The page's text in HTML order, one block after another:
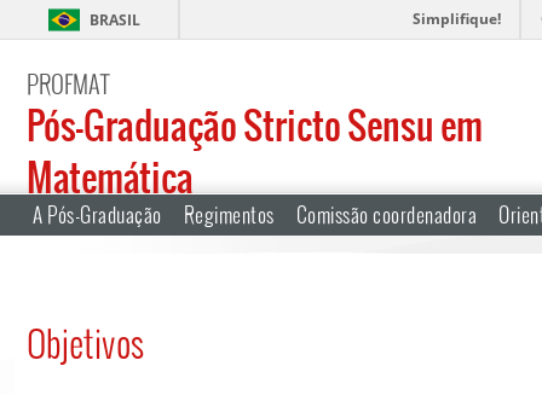
BRASIL Simplifique!
PROFMAT
Pós-Graduação Stricto Sensu em
Matemática
A Pós-Graduação Regimentos Comissão coordenadora
Objetivos